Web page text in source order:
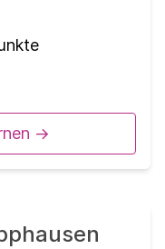
->